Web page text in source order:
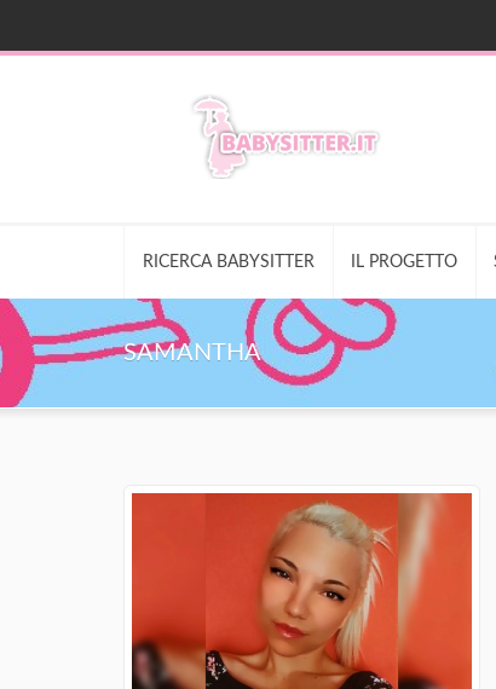
RICERCA BABYSITTER IL PROGETTO
SAMANTHA